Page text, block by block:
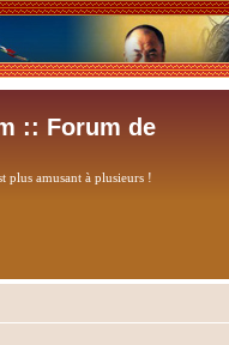
:: Forum de
plus amusant à plusieurs !